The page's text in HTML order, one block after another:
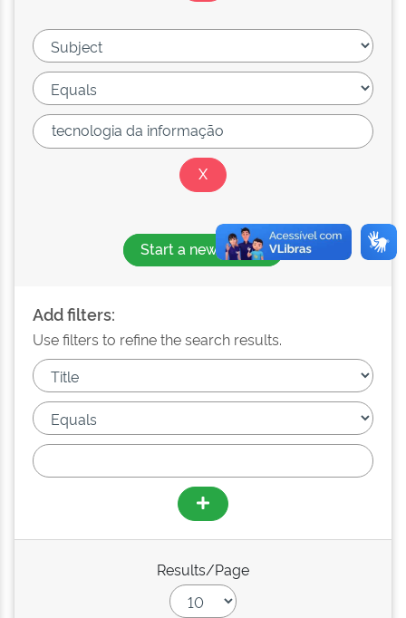
Start a new search
Add filters:
Use filters to refine the search results.
Results/Page